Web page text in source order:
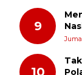
9
10